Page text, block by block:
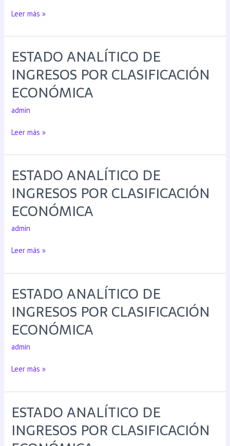
Leer más »
ESTADO ANALÍTICO DE
INGRESOS POR CLASIFICACIÓN
ECONÓMICA
admin
Leer más »
ESTADO ANALÍTICO DE
INGRESOS POR CLASIFICACIÓN
ECONÓMICA
admin
Leer más »
ESTADO ANALÍTICO DE
INGRESOS POR CLASIFICACIÓN
ECONÓMICA
admin
Leer más »
ESTADO ANALÍTICO DE
INGRESOS POR CLASIFICACIÓN